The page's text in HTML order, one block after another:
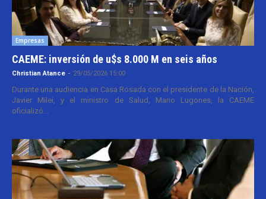
Empresas
CAEME: inversión de u$s 8.000 M en seis años
Christian Atance - 29/05/2026 15:00
Durante una audiencia en Casa Rosada con el presidente de la Nación,
Javier Milei, y el ministro de Salud, Mario Lugones, la CAEME
oficializó...